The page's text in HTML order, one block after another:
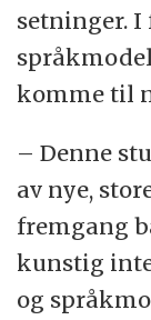
setninger.
komme til
– Denne
av nye,
fremgang
kunstig
og